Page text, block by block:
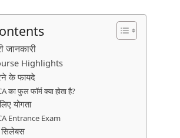
जानकारी
Highlights
के फायदे
का फुल फॉर्म क्या होता है?
योगता
Entrance Exam